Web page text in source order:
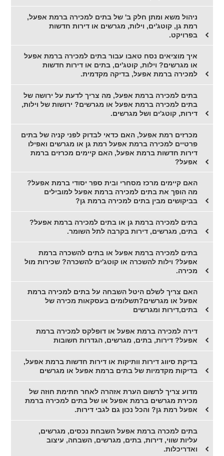
ניהול משא ומתן חלק ב' של בתים למכירה ברמת אפעל,
רמת גן, קוטג'ים, וילות, מגרשים או דירות חדשות
בפרויקט.
איך מוציאים נסח טאבו עבור בתים למכירה ברמת אפעל
או מגרשים? וילות, קוטג'ים, בתים או דירות חדשות
למכירה ברמת אפעל, בדיקה מקדמית.
בתים למכירה ברמת אפעל, מה צריך לדעת על ירושה של
בתים למכירה ברמת אפעל או מגרשים? ירושות של וילות,
דירות, קוטג'ים ושל מגרשים.
מכרזים רמת אפעל, האם כדאי לבדוק לפני קניה של בתים
פרטיים למכירה ברמת אפעל רמת גן או מגרשים ואפילו
דירות חדשות ברמת אפעל, האם קיימים מכרזים ברמת
אפעל?
האם קיימים מרכז מסחרי ובית ספר יסודי ברמת אפעל?
מה הופך את בתים למכירה ברמת אפעל למובילים
בביקושים מבין בתים למכירה ברמת גן?
בתים למכירה ברמת גן או בתים למכירה ברמת אפעל?
בתים, מגרשים, דירות בקרבה לתל השומר.
בתים למכירה ברמת אפעל או בתים להשכרה ברמת
אפעל? וילות להשכרה או קוטג'ים להשכרה? שכירות מול
מכירה.
האם צריך לשלם היטל השבחה על בתים למכירה ברמת
אפעל או מגרשים?תשלומים בעסקאות מכירה של
בתים,דירות ומגרשים
דירה למכירה ברמת אפעל או דופלקס למכירה ברמת
אפעל? דירות, בתים, מגרשים, הגדרות חשובות
בדיקת סיווג דירות וותיקות או דירות חדשות ברמת אפעל,
בדיקות מקדמיות של בתים ברמת אפעל או מגרשים
מדוע צריך לרשום הערת אזהרה לאחר חתימת חוזה של
מכירת מגרשים ברמת אפעל או של בתים למכירה ברמת
אפעל רמת גן? והכל נכון גם לגבי דירות.
בתים למכרה ברמת אפעל השבחת נכסים, מגרשים,
עליות שווי, דירות, בתים, מגרשים, השבחה, עיצוב
ואדריכלות.